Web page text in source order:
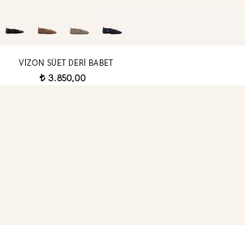
VIZON SÜET DERI BABET
t3.850,00